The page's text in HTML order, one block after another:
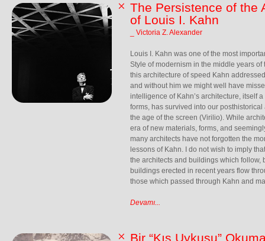
The Persistence of the
of Louis I. Kahn
_ Victoria Z. Alexander
Louis I. Kahn was one of the most
Style of modernism in the middle years of
this architecture of speed Kahn
and without him we might well have
intelligence of Kahn’s architecture, itself
forms, has survived into our
the age of the screen (Virilio). While
era of new materials, forms, and
many architects have not forgotten the
lessons of Kahn. I do not wish to imply
the architects and buildings which follow,
buildings erected in recent years flow
those which passed through Kahn and
Devamı...
Bir “Kış Uykusu”